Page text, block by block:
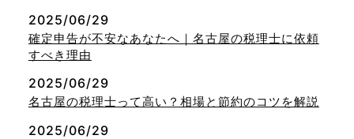
2025/06/29
確定申告が不安なあなたへ｜名古屋の税理士に依頼
すべき理由
2025/06/29
名古屋の税理士って高い？相場と節約のコツを解説
2025/06/29